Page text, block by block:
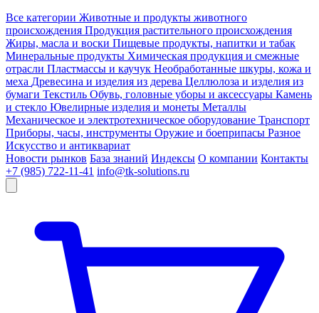
Все категории Животные и продукты животного
происхождения Продукция растительного происхождения
Жиры, масла и воски Пищевые продукты, напитки и табак
Минеральные продукты Химическая продукция и смежные
отрасли Пластмассы и каучук Необработанные шкуры, кожа и
меха Древесина и изделия из дерева Целлюлоза и изделия из
бумаги Текстиль Обувь, головные уборы и аксессуары Камень
и стекло Ювелирные изделия и монеты Металлы
Механическое и электротехническое оборудование Транспорт
Приборы, часы, инструменты Оружие и боеприпасы Разное
Искусство и антиквариат
Новости рынков База знаний Индексы О компании Контакты
+7 (985) 722-11-41 info@tk-solutions.ru